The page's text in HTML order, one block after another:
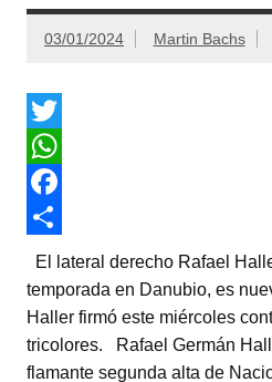
03/01/2024 Martin Bachs
T
w
t
e
W
h
t
s
F
c
e
C
o
m
El lateral derecho Rafael
temporada en Danubio, es
Haller firmó este miércoles
tricolores. Rafael Germán
flamante segunda alta de